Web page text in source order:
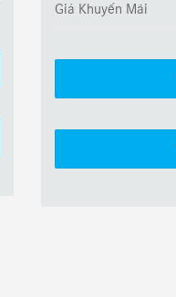
Giá Khuyến Mãi